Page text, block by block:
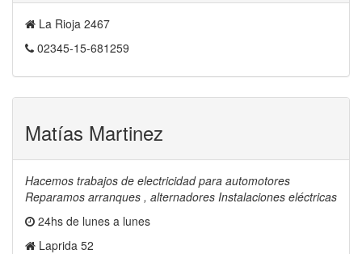
La Rioja 2467
02345-15-681259
Matías Martinez
Hacemos trabajos de electricidad para automotores
Reparamos arranques , alternadores Instalaciones eléctricas
24hs de lunes a lunes
Laprida 52